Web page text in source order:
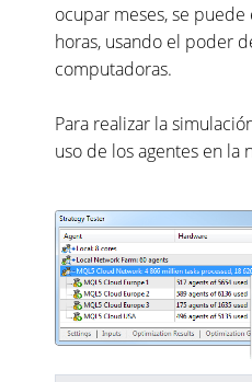
ocupar meses, se
horas, usando el poder
computadoras.
Para realizar la
uso de los agentes en la